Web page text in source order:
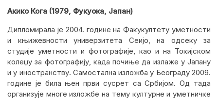
Акико Кога (1979, Фукуока, Јапан)
Дипломирала је 2004. године на Факукултету уметности
и књижевности универзитета Сеијо, на одсеку за
студије уметности и фотографије, као и на Токијском
колеџу за фотографију, када почиње да излаже у Јапану
и у иностранству. Самостална изложба у Београду 2009.
године је била њен први сусрет са Србијом. Од тада
организује многе изложбе на тему културне и уметничке